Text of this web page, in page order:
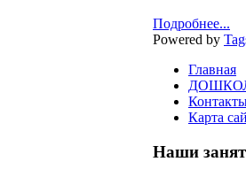
Подробнее...
Powered by
Главная
Карта
Наши